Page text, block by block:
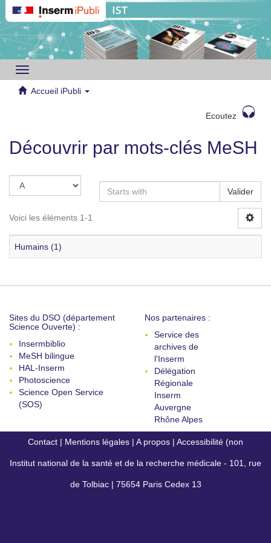
Toggle
navigation
Accueil iPubli
Ecoutez
Découvrir par mots-clés MeSH
Valider
Voici les éléments 1-1
Humains (1)
Sites du DSO (département
Science Ouverte) :
Insermbiblio
MeSH bilingue
HAL-Inserm
Photoscience
Science Open Service
(SOS)
Nos partenaires :
Service des
archives de
l'Inserm
Délégation
Régionale
Inserm
Auvergne
Rhône Alpes
Contact | Mentions légales | A propos | Accessibilité (non
conforme)
Institut national de la santé et de la recherche médicale - 101, rue
de Tolbiac | 75654 Paris Cedex 13